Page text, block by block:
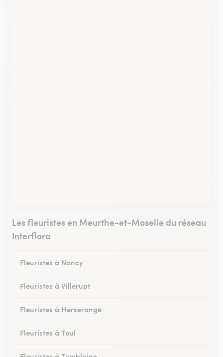
Les fleuristes en Meurthe-et-Moselle du réseau
Interflora
Fleuristes à Nancy
Fleuristes à Villerupt
Fleuristes à Herserange
Fleuristes à Toul